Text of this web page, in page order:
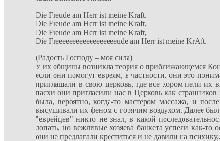
Die Freude am Herr ist meine Kraft,
Die Freude am Herr ist meine Kraft,
Die Freude am Herr ist meine Kraft,
Die Freeeeeeeeeeeeeeeeeeude am Herr ist meine KrAft.
(Радость Господу – моя сила)
У их общины возникла теория о приближающемся
если они помогут евреям, в частности, они это
приглашали в свою церковь, где все хором пели
пасхи они пригласили нас в Церковь как
была, вероятно, когда-то мастером массажа, и
высушивали их феном с горячим воздухом. Далее был
"еврейцев" никто не знал, в какой
лопать, но вежливые хозяева банкета успели как-то
они не предлагали креститься и не давили на